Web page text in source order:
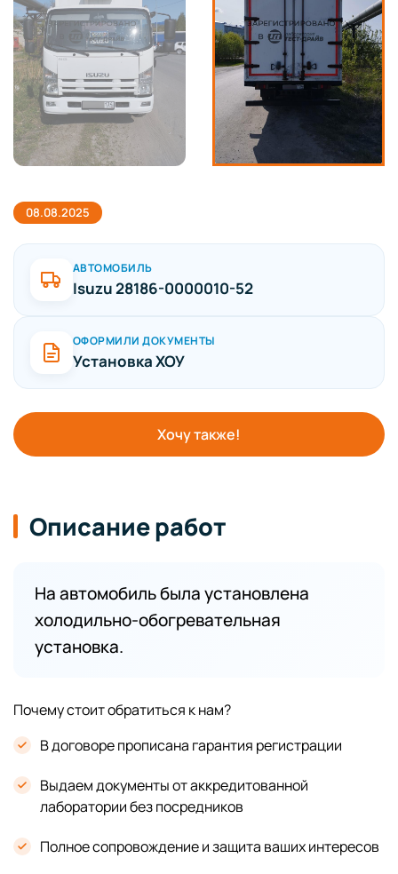
08.08.2025
АВТОМОБИЛЬ
Isuzu 28186-0000010-52
ОФОРМИЛИ ДОКУМЕНТЫ
Установка ХОУ
Хочу также!
Описание работ
На автомобиль была установлена
холодильно-обогревательная
установка.
Почему стоит обратиться к нам?
В договоре прописана гарантия регистрации
Выдаем документы от аккредитованной
лаборатории без посредников
Полное сопровождение и защита ваших интересов